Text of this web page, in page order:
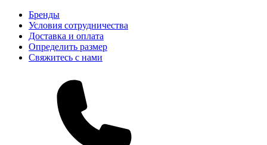
Бренды
Условия сотрудничества
Доставка и оплата
Определить размер
Свяжитесь с нами